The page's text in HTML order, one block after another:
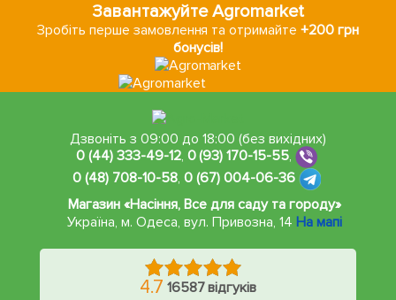
Завантажуйте Agromarket
Зробіть перше замовлення та отримайте+200 грн
бонусів!
Дзвоніть з 09:00 до 18:00 (без вихідних)
0 (44) 333-49-12, 0 (93) 170-15-55,
0 (48) 708-10-58, 0 (67) 004-06-36
Магазин «Насіння, Все для саду та городу»
Україна, м. Одеса,вул. Привозна, 14 На мапі
4.7 16587 відгуків